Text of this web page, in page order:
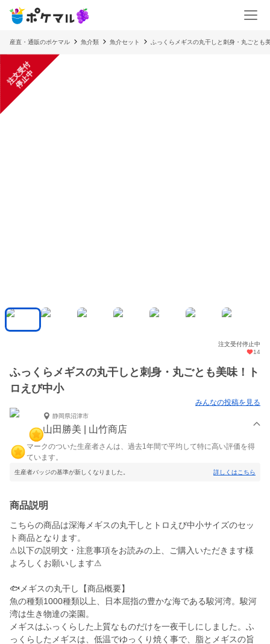
産直・通販のポケマル 魚介類 魚介セット ふっくらメギスの丸干しと刺身・丸ごとも
注
文
受
付
停
止
中
注文受付停止中
14
ふっくらメギスの丸干しと刺身・丸ごとも美味！ト
ロえび中小
みんなの投稿を見る
静岡県沼津市
山田勝美 | 山竹商店
マークのついた生産者さんは、過去1年間で平均して特に高い評価を得
ています。
生産者バッジの基準が新しくなりました。 詳しくはこちら
商品説明
こちらの商品は深海メギスの丸干しとトロえび中小サイズのセッ
ト商品となります。
⚠以下の説明文・注意事項をお読みの上、ご購入いただきます様
よろしくお願いします⚠
🐟メギスの丸干し【商品概要】
魚の種類1000種類以上、日本屈指の豊かな海である駿河湾。駿河
湾は生き物達の楽園。
メギスはふっくらした上質なものだけを一夜干しにしました。ふ
っくらしたメギスは、低温でゆっくり焼く事で、脂とメギスの旨